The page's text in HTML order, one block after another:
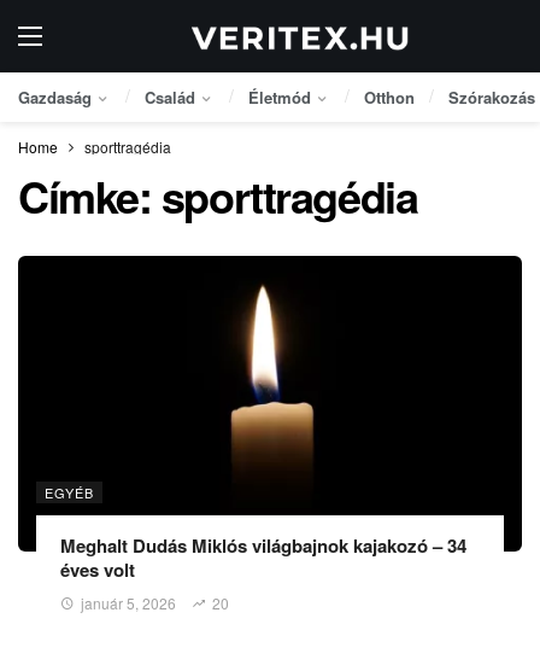
Gazdaság Család Életmód Otthon Szórakozás
Home sporttragédia
Címke: sporttragédia
EGYÉB
Meghalt Dudás Miklós világbajnok kajakozó – 34
éves volt
január 5, 2026 20